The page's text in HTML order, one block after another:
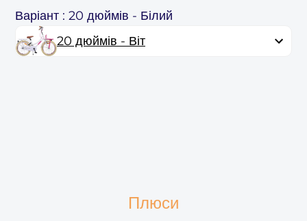
Варіант : 20 дюймів - Білий
20 дюймів - Віт
Плюси